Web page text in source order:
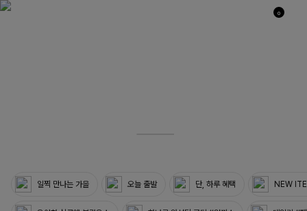
0
일찍 만나는 가을 오늘 출발 단, 하루 혜택 NEW